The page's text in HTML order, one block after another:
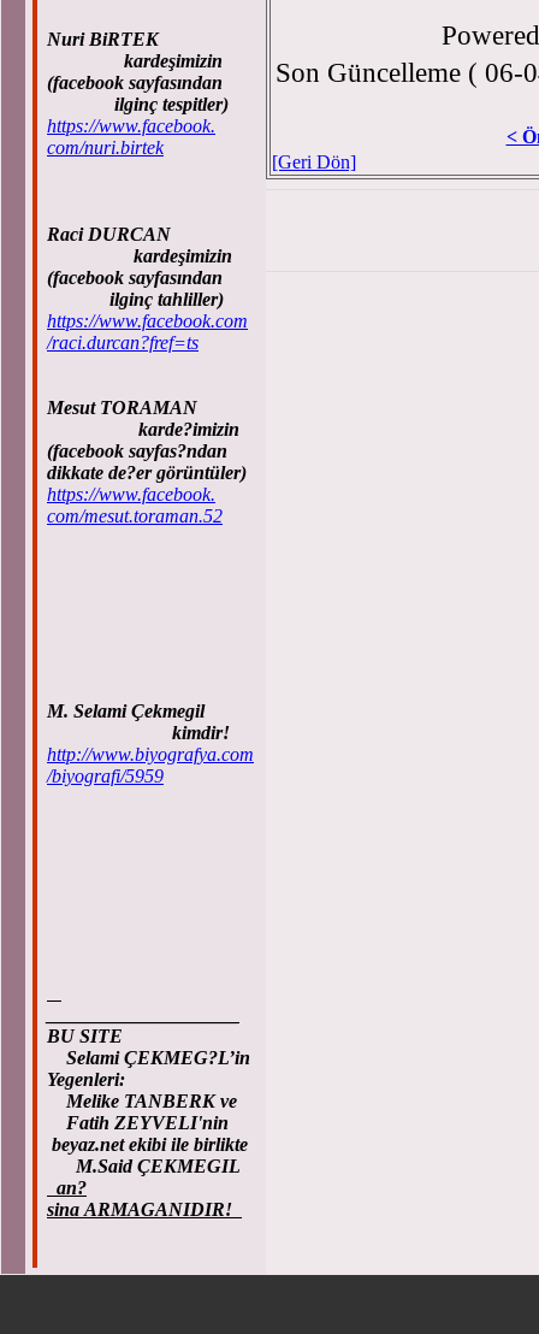
Nuri BiRTEK
kardeşimizin
(facebook sayfasından
ilginç tespitler)
https://www.facebook.
com/nuri.birtek
Raci DURCAN
kardeşimizin
(facebook sayfasından
ilginç tahliller)
https://www.facebook.com
/raci.durcan?fref=ts
Mesut TORAMAN
karde?imizin
(facebook sayfas?ndan
dikkate de?er görüntüler)
https://www.facebook.
com/mesut.toraman.52
M. Selami Çekmegil
kimdir!
http://www.biyografya.com
/biyografi/5959
BU SITE
Selami ÇEKMEG?L’in
Yegenleri:
Melike TANBERK ve
Fatih ZEYVELI'nin
beyaz.net ekibi ile birlikte
M.Said ÇEKMEGIL
an?
sina ARMAGANIDIR!
Son Güncelleme ( 06-
<
[Geri Dön]